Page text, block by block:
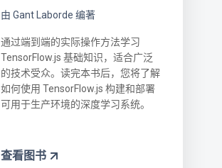
由 Gant Laborde 编著
通过端到端的实际操作方法学习
TensorFlow.js 基础知识，适合广泛
的技术受众。读完本书后，您将了解
如何使用 TensorFlow.js 构建和部署
可用于生产环境的深度学习系统。
查看图书